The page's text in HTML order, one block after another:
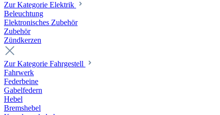
Zur Kategorie Elektrik
Beleuchtung
Elektronisches Zubehör
Zubehör
Zündkerzen
Zur Kategorie Fahrgestell
Fahrwerk
Federbeine
Gabelfedern
Hebel
Bremshebel